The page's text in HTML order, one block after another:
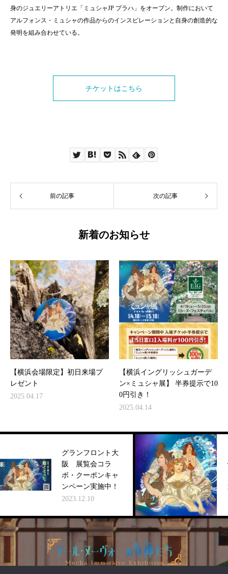
身のジュエリーアトリエ「ミュシャJP プラハ」をオープン。制作において
アルフォンス・ミュシャの作品からのインスピレーションと自身の創造的な
発明を組み合わせている。
チケットはこちら
前の記事 次の記事
新着のお知らせ
【横浜会場限定】初日来場プ
レゼント
2025.04.17
【横浜イングリッシュガーデ
ン×ミュシャ展】 半券提示で10
0円引き！
2025.04.14
グランフロント大
阪 展覧会コラ
ボ・クーポンキャ
ンペーン実施中！
2023.12.10
一
ま